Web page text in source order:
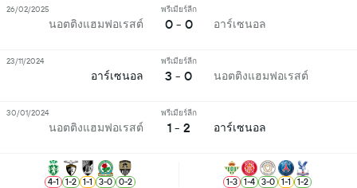
นอตติงแฮมฟอเรสต์
พรีเมียร์ลีก
0 - 0 อาร์เซนอล
26/02/2025
อาร์เซนอล
พรีเมียร์ลีก
3 - 0 นอตติงแฮมฟอเรสต์
23/11/2024
นอตติงแฮมฟอเรสต์
พรีเมียร์ลีก
1 - 2 อาร์เซนอล
30/01/2024
4-1 1-2 1-1 3-0 0-2 1-3 1-4 3-0 1-1 1-2